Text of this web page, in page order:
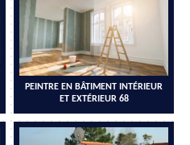
PEINTRE EN BÂTIMENT INTÉRIEUR
ET EXTÉRIEUR 68